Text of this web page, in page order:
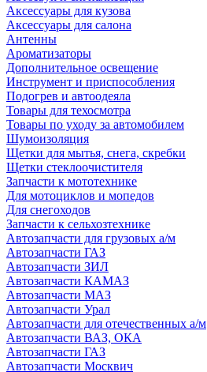
Аксессуары для кузова
Аксессуары для салона
Антенны
Ароматизаторы
Дополнительное освещение
Инструмент и приспособления
Подогрев и автоодеяла
Товары для техосмотра
Товары по уходу за автомобилем
Шумоизоляция
Щетки для мытья, снега, скребки
Щетки стеклоочистителя
Запчасти к мототехнике
Для мотоциклов и мопедов
Для снегоходов
Запчасти к сельхозтехнике
Автозапчасти для грузовых а/м
Автозапчасти ГАЗ
Автозапчасти ЗИЛ
Автозапчасти КАМАЗ
Автозапчасти МАЗ
Автозапчасти Урал
Автозапчасти для отечественных а/м
Автозапчасти ВАЗ, ОКА
Автозапчасти ГАЗ
Автозапчасти Москвич